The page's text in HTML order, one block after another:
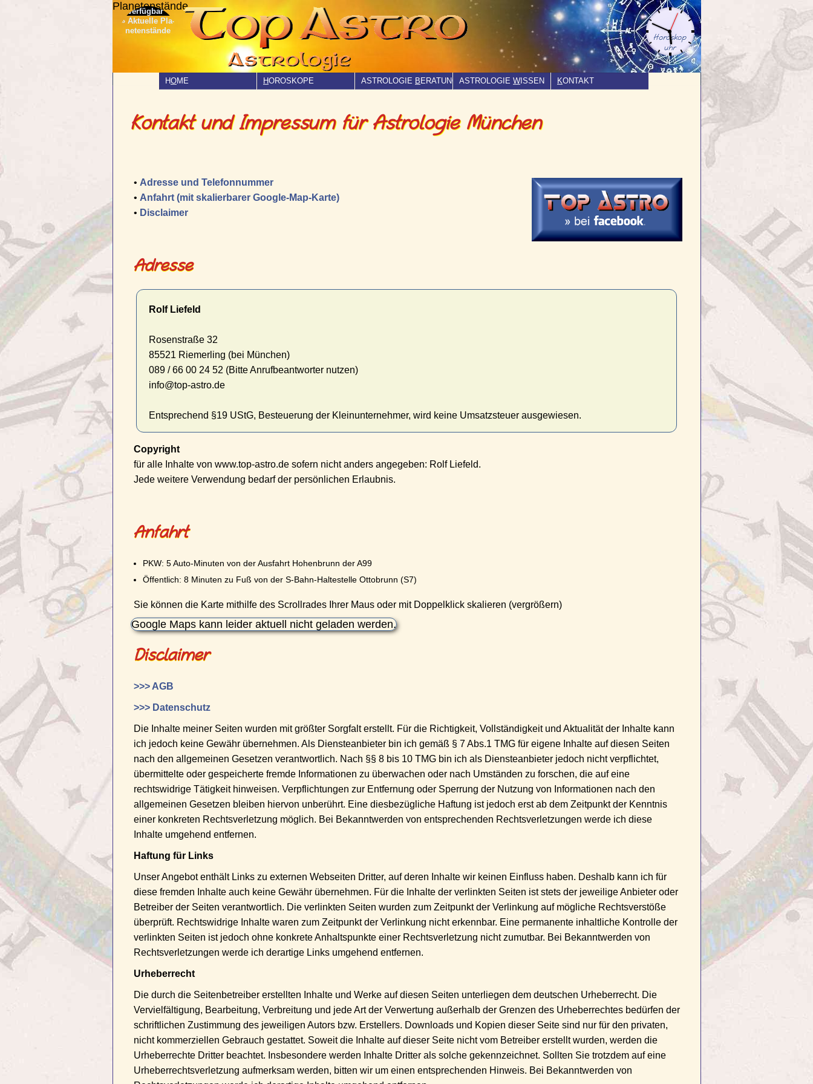
Planetenstände
» Aktuelle Pla­
netenstände
HOME HOROSKOPE ASTROLOGIE B ERATUNG ASTROLOGIE W ISSEN KONTAKT
Kontakt und Impressum für Astrologie München
• Adresse und Telefonnummer
• Anfahrt (mit skalierbarer Google-Map-Karte)
• Disclaimer
Adresse
Rolf Liefeld
Rosenstraße 32
85521 Riemerling (bei München)
089 / 66 00 24 52 (Bitte Anrufbeantworter nutzen)
info@top-astro.de
Entsprechend §19 UStG, Besteuerung der Kleinunternehmer, wird keine Umsatzsteuer ausgewiesen.
Copyright
für alle Inhalte von www.top-astro.de sofern nicht anders angegeben: Rolf Liefeld.
Jede weitere Verwendung bedarf der persönlichen Erlaubnis.
Anfahrt
PKW: 5 Auto-Minuten von der Ausfahrt Hohenbrunn der A99
Öffentlich: 8 Minuten zu Fuß von der S-Bahn-Haltestelle Ottobrunn (S7)
Sie können die Karte mithilfe des Scrollrades Ihrer Maus oder mit Doppelklick skalieren (vergrößern)
Google Maps kann leider aktuell nicht geladen werden.
Disclaimer
>>> AGB
>>> Datenschutz
Die Inhalte meiner Seiten wurden mit größter Sorgfalt erstellt. Für die Richtigkeit, Vollständigkeit und Aktualität der Inhalte kann
ich jedoch keine Gewähr übernehmen. Als Diensteanbieter bin ich gemäß § 7 Abs.1 TMG für eigene Inhalte auf diesen Seiten
nach den allgemeinen Gesetzen verantwortlich. Nach §§ 8 bis 10 TMG bin ich als Diensteanbieter jedoch nicht verpflichtet,
übermittelte oder gespeicherte fremde Informationen zu überwachen oder nach Umständen zu forschen, die auf eine
rechtswidrige Tätigkeit hinweisen. Verpflichtungen zur Entfernung oder Sperrung der Nutzung von Informationen nach den
allgemeinen Gesetzen bleiben hiervon unberührt. Eine diesbezügliche Haftung ist jedoch erst ab dem Zeitpunkt der Kenntnis
einer konkreten Rechtsverletzung möglich. Bei Bekanntwerden von entsprechenden Rechtsverletzungen werde ich diese
Inhalte umgehend entfernen.
Haftung für Links
Unser Angebot enthält Links zu externen Webseiten Dritter, auf deren Inhalte wir keinen Einfluss haben. Deshalb kann ich für
diese fremden Inhalte auch keine Gewähr übernehmen. Für die Inhalte der verlinkten Seiten ist stets der jeweilige Anbieter oder
Betreiber der Seiten verantwortlich. Die verlinkten Seiten wurden zum Zeitpunkt der Verlinkung auf mögliche Rechtsverstöße
überprüft. Rechtswidrige Inhalte waren zum Zeitpunkt der Verlinkung nicht erkennbar. Eine permanente inhaltliche Kontrolle der
verlinkten Seiten ist jedoch ohne konkrete Anhaltspunkte einer Rechtsverletzung nicht zumutbar. Bei Bekanntwerden von
Rechtsverletzungen werde ich derartige Links umgehend entfernen.
Urheberrecht
Die durch die Seitenbetreiber erstellten Inhalte und Werke auf diesen Seiten unterliegen dem deutschen Urheberrecht. Die
Vervielfältigung, Bearbeitung, Verbreitung und jede Art der Verwertung außerhalb der Grenzen des Urheberrechtes bedürfen der
schriftlichen Zustimmung des jeweiligen Autors bzw. Erstellers. Downloads und Kopien dieser Seite sind nur für den privaten,
nicht kommerziellen Gebrauch gestattet. Soweit die Inhalte auf dieser Seite nicht vom Betreiber erstellt wurden, werden die
Urheberrechte Dritter beachtet. Insbesondere werden Inhalte Dritter als solche gekennzeichnet. Sollten Sie trotzdem auf eine
Urheberrechtsverletzung aufmerksam werden, bitten wir um einen entsprechenden Hinweis. Bei Bekanntwerden von